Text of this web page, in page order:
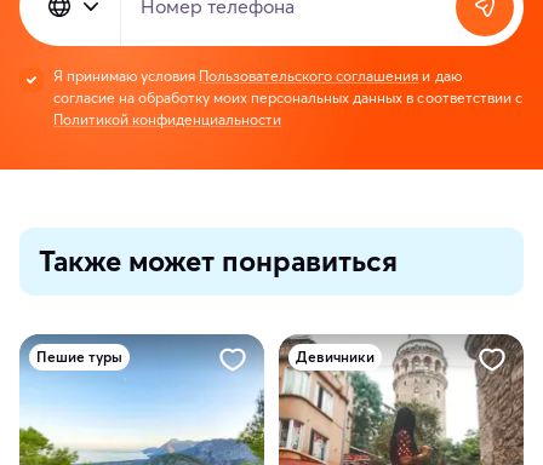
Номер телефона
Я принимаю условия Пользовательского соглашения и даю
согласие на обработку моих персональных данных в соответствии с
Политикой конфиденциальности
Также может понравиться
Пешие туры Девичники